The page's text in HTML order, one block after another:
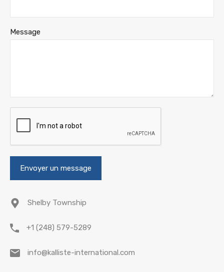
Message
Shelby Township
+1 (248) 579-5289
info@kalliste-international.com